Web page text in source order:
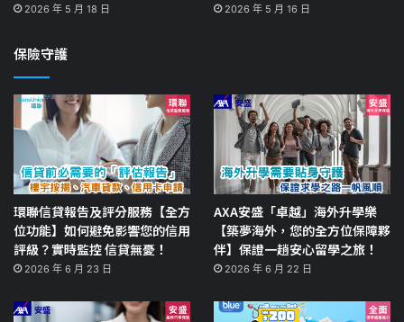
2026 年 5 月 18 日 2026 年 5 月 16 日
保險守護
環聯信貸報告及評分服務【全方
位功能】如何避免影響您的信用
評級？實時監控 信貸無憂！
2026 年 6 月 23 日
AXA安盛「卓越」海外升學樂
【築夢海外，您的全方位保障夥
伴】保證一趟安心留學之旅！
2026 年 6 月 22 日